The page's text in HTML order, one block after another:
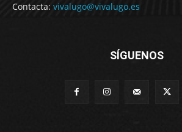
Contacta: vivalugo@vivalugo.es
SÍGUENOS